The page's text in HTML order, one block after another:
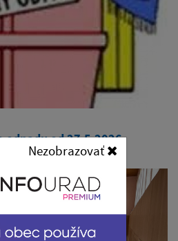
Nezobrazovať
odpadu od 27.5.2026